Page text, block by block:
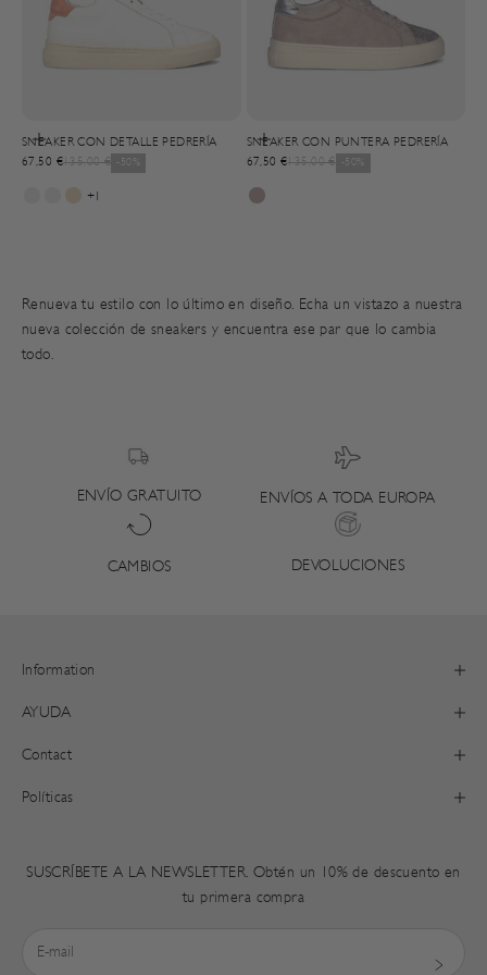
Choisir les options
SNEAKER CON DETALLE PEDRERÍA
Prix de vente
67,50 €Prix normal
135,00 € -50%
+1
Choisir les options
SNEAKER CON PUNTERA PEDRERÍA
Prix de vente
67,50 €Prix normal
135,00 € -50%
Renueva tu estilo con lo último en diseño. Echa un vistazo a nuestra
nueva colección de sneakers y encuentra ese par que lo cambia
todo.
ENVÍO GRATUITO ENVÍOS A TODA EUROPA
CAMBIOS DEVOLUCIONES
Information
AYUDA
Contact
Políticas
SUSCRÍBETE A LA NEWSLETTER. Obtén un 10% de descuento en
tu primera compra